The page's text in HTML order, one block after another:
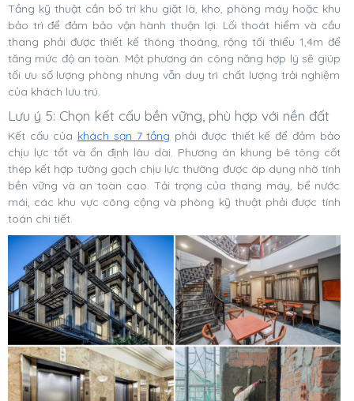
Tầng kỹ thuật cần bố trí khu giặt là, kho, phòng máy hoặc khu
bảo trì để đảm bảo vận hành thuận lợi. Lối thoát hiểm và cầu
thang phải được thiết kế thông thoáng, rộng tối thiểu 1,4m để
tăng mức độ an toàn. Một phương án công năng hợp lý sẽ giúp
tối ưu số lượng phòng nhưng vẫn duy trì chất lượng trải nghiệm
của khách lưu trú.
Lưu ý 5: Chọn kết cấu bền vững, phù hợp với nền đất
Kết cấu của khách sạn 7 tầng phải được thiết kế để đảm bảo
chịu lực tốt và ổn định lâu dài. Phương án khung bê tông cốt
thép kết hợp tường gạch chịu lực thường được áp dụng nhờ tính
bền vững và an toàn cao. Tải trọng của thang máy, bể nước
mái, các khu vực công cộng và phòng kỹ thuật phải được tính
toán chi tiết.